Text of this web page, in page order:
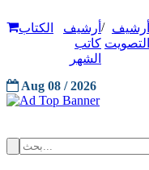
أرشيف
التصويت
/ أرشيف
كاتب
الشهر
الكتاب
Aug 08 / 2026